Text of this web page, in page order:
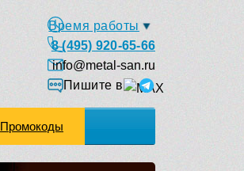
Время работы
8 (495) 920-65-66
info@metal-san.ru
Пишите в
Промокоды